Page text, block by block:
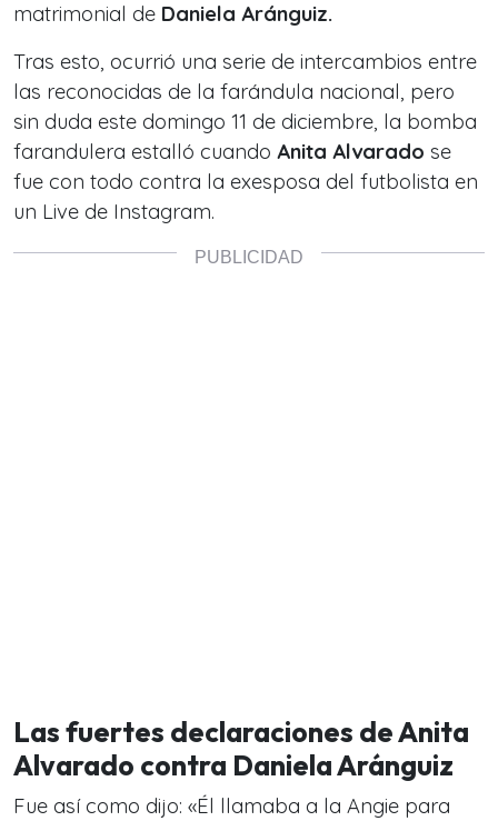
matrimonial de Daniela Aránguiz.
Tras esto, ocurrió una serie de intercambios entre
las reconocidas de la farándula nacional, pero
sin duda este domingo 11 de diciembre, la bomba
farandulera estalló cuando Anita Alvarado se
fue con todo contra la exesposa del futbolista en
un Live de Instagram.
Las fuertes declaraciones de Anita
Alvarado contra Daniela Aránguiz
Fue así como dijo: «Él llamaba a la Angie para